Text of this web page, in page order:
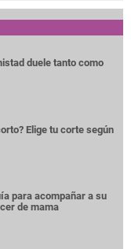
duele tanto como
Elige tu corte según
para acompañar a su
de mama